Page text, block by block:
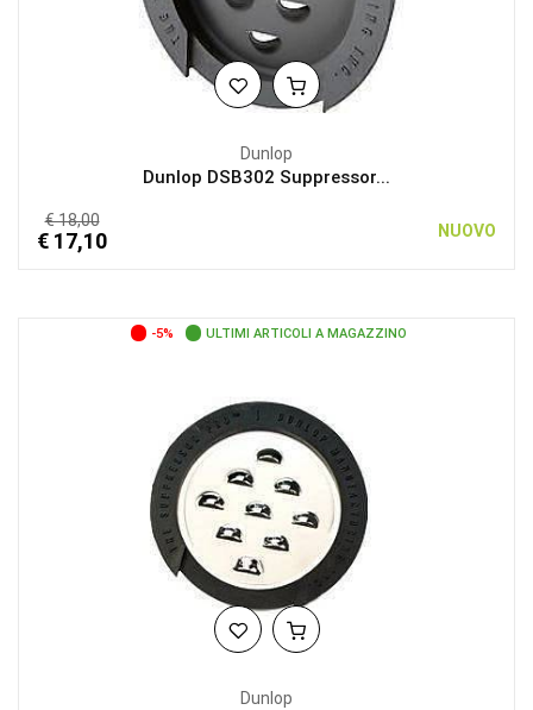
Dunlop
Dunlop DSB302 Suppressor...
€ 18,00
€ 17,10 NUOVO
-5% ULTIMI ARTICOLI A MAGAZZINO
Dunlop